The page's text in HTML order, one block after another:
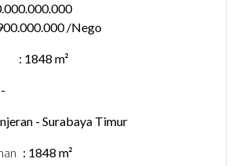
/Nego
: 1848 m²
-
- Surabaya Timur
: 1848 m²